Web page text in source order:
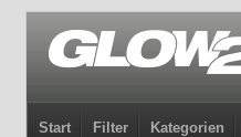
Start Filter Kategorien